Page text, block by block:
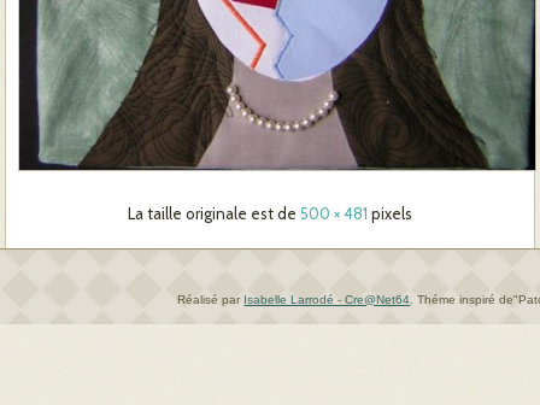
La taille originale est de 500 × 481 pixels
Réalisé par Isabelle Larrodé - Cre@Net64 Théme inspiré